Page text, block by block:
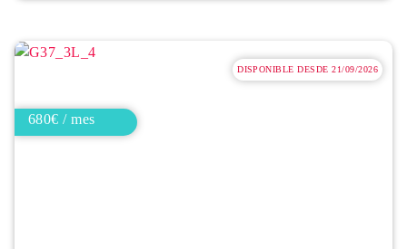
DISPONIBLE DESDE 21/09/2026
680€ / mes